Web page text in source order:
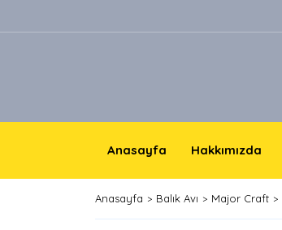
Anasayfa Hakkımızda
Anasayfa Balık Avı Major Craft